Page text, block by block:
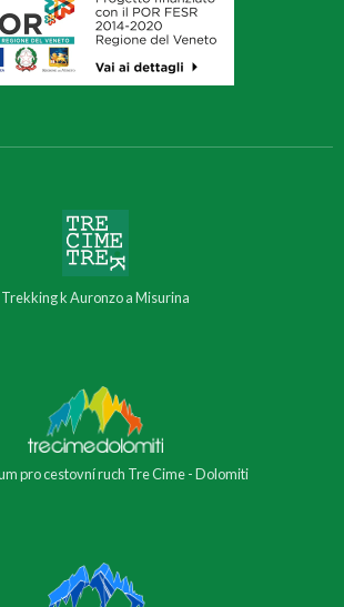
Trekking k Auronzo a Misurina
pro cestovní ruch Tre Cime - Dolomiti